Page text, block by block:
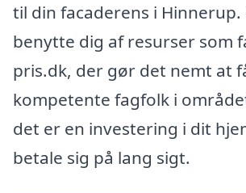
til din facaderens i Hinnerup.
benytte dig af resurser som
pris.dk, der gør det nemt at
kompetente fagfolk i
det er en investering i dit
betale sig på lang sigt.